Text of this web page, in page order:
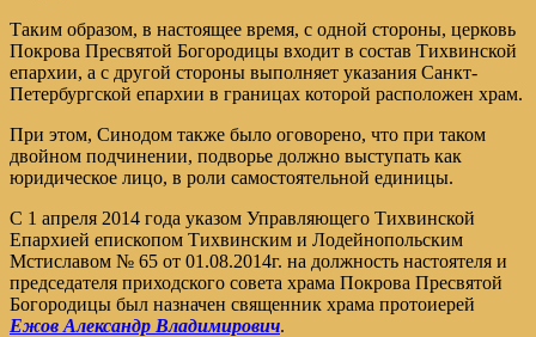
Таким образом, в настоящее время, с одной стороны, церковь
Покрова Пресвятой Богородицы входит в состав Тихвинской
епархии, а с другой стороны выполняет указания Санкт-
Петербургской епархии в границах которой расположен храм.
При этом, Синодом также было оговорено, что при таком
двойном подчинении, подворье должно выступать как
юридическое лицо, в роли самостоятельной единицы.
С 1 апреля 2014 года указом Управляющего Тихвинской
Епархией епископом Тихвинским и Лодейнопольским
Мстиславом № 65 от 01.08.2014г. на должность настоятеля и
председателя приходского совета храма Покрова Пресвятой
Богородицы был назначен священник храма протоиерей
Ежов Александр Владимирович.